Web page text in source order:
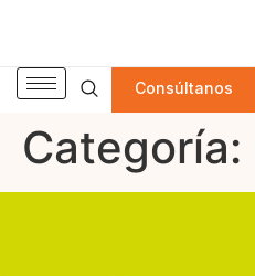
Consúltanos
Categoría: